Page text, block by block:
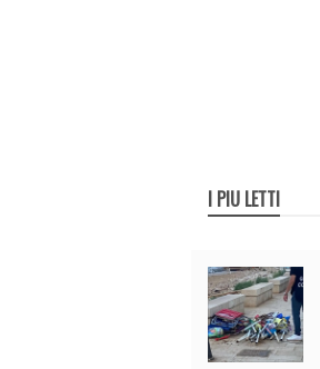
I PIÙ LETTI